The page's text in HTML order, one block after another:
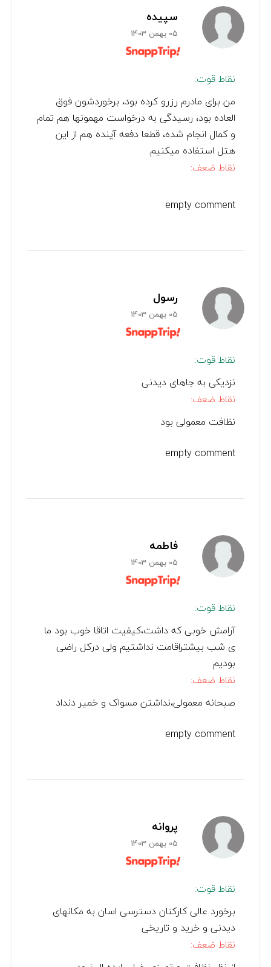
سپيده
05 بهمن 1403
نقاط قوت:
من برای مادرم رزرو کرده بود، برخوردشون فوق
العاده بود، رسیدگی به درخواست مهمونها هم تمام
و کمال انجام شده، قطعا دفعه آینده هم از این
هتل استفاده میکنیم.
نقاط ضعف:
empty comment
رسول
05 بهمن 1403
نقاط قوت:
نزدیکی به جاهای دیدنی
نقاط ضعف:
نظافت معمولی بود
empty comment
فاطمه
05 بهمن 1403
نقاط قوت:
آرامش خوبی که داشت،کیفیت اتاقا خوب بود ما
ی شب بیشتراقامت نداشتیم ولی درکل راضی
بودیم
نقاط ضعف:
صبحانه معمولی،نداشتن مسواک و خمیر دنداد
empty comment
پروانه
05 بهمن 1403
نقاط قوت:
برخورد عالی کارکنان دسترسی اسان به مکانهای
دیدنی و خرید و تاریخی
نقاط ضعف: